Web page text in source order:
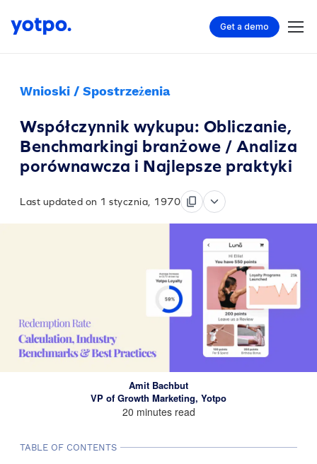
Get a demo
Wnioski / Spostrzeżenia
Współczynnik wykupu: Obliczanie,
Benchmarkingi branżowe / Analiza
porównawcza i Najlepsze praktyki
Last updated on 1 stycznia, 1970
Amit Bachbut
VP of Growth Marketing, Yotpo
20 minutes read
TABLE OF CONTENTS